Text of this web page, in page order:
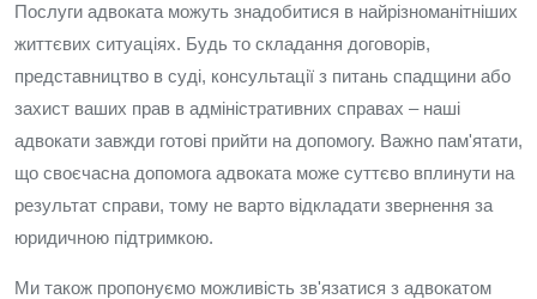
Послуги адвоката можуть знадобитися в найрізноманітніших
життєвих ситуаціях. Будь то складання договорів,
представництво в суді, консультації з питань спадщини або
захист ваших прав в адміністративних справах – наші
адвокати завжди готові прийти на допомогу. Важно пам'ятати,
що своєчасна допомога адвоката може суттєво вплинути на
результат справи, тому не варто відкладати звернення за
юридичною підтримкою.
Ми також пропонуємо можливість зв'язатися з адвокатом